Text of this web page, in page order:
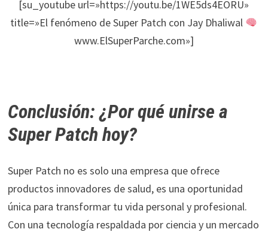
[su_youtube url=»https://youtu.be/1WE5ds4EORU»
title=»El fenómeno de Super Patch con Jay Dhaliwal
www.ElSuperParche.com»]
Conclusión: ¿Por qué unirse a
Super Patch hoy?
Super Patch no es solo una empresa que ofrece
productos innovadores de salud, es una oportunidad
única para transformar tu vida personal y profesional.
Con una tecnología respaldada por ciencia y un mercado